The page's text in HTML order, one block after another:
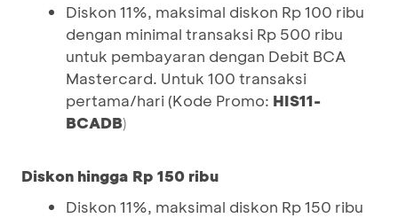
Diskon 11%, maksimal diskon Rp 100 ribu
dengan minimal transaksi Rp 500 ribu
untuk pembayaran dengan Debit BCA
Mastercard. Untuk 100 transaksi
pertama/hari (Kode Promo: HIS11-
BCADB)
Diskon hingga Rp 150 ribu
Diskon 11%, maksimal diskon Rp 150 ribu